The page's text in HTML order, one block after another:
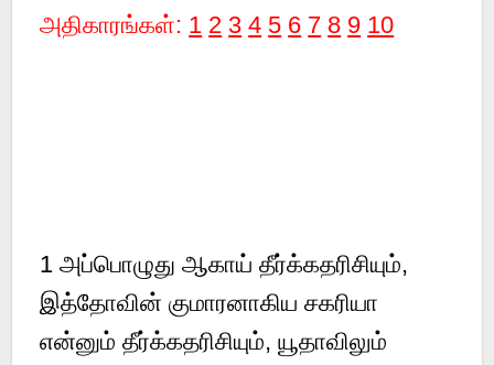
அதிகாரங்கள்: 1 2 3 4 5 6 7 8 9 10
1 அப்பொழுது ஆகாய் தீர்க்கதரிசியும்,
இத்தோவின் குமாரனாகிய சகரியா
என்னும் தீர்க்கதரிசியும், யூதாவிலும்